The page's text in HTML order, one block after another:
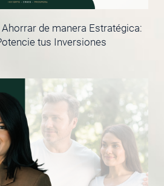
de manera Estratégica:
tus Inversiones